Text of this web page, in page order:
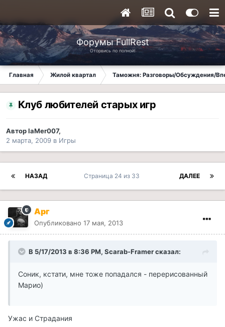
Форумы FullRest
Оторвись по полной!
Главная Жилой квартал Таможня: Разговоры/Обсуждения/
Клуб любителей старых игр
АвторlaMer007,
2 марта, 2009 в Игры
НАЗАД ДАЛЕЕ
Страница 24 из 33
Арг
Опубликовано 17 мая, 2013
В 5/17/2013 в 8:36 PM, Scarab-Framer сказал:
Соник, кстати, мне тоже попадался - перерисованный
Марио)
Ужас и Страдания